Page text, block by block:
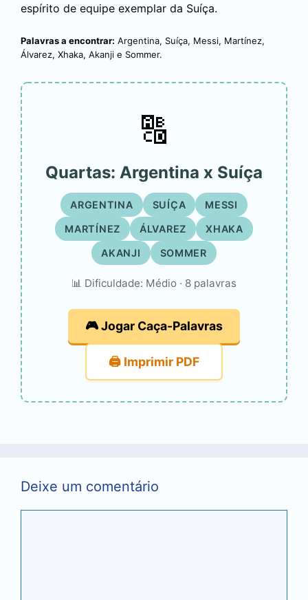
espírito de equipe exemplar da Suíça.
Palavras a encontrar: Argentina, Suíça, Messi, Martínez,
Álvarez, Xhaka, Akanji e Sommer.
🔠
Quartas: Argentina x Suíça
ARGENTINA SUÍÇA MESSI
MARTÍNEZ ÁLVAREZ XHAKA
AKANJI SOMMER
📊 Dificuldade: Médio · 8 palavras
🎮 Jogar Caça-Palavras
🖨️ Imprimir PDF
Deixe um comentário